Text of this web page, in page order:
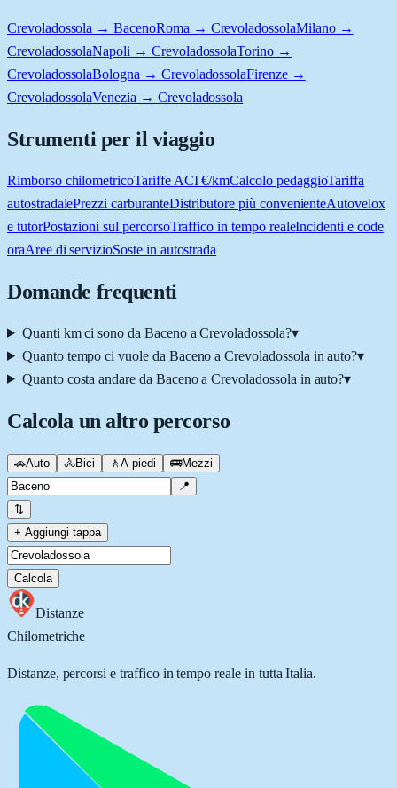
Crevoladossola → BacenoRoma → CrevoladossolaMilano →
CrevoladossolaNapoli → CrevoladossolaTorino →
CrevoladossolaBologna → CrevoladossolaFirenze →
CrevoladossolaVenezia → Crevoladossola
Strumenti per il viaggio
Rimborso chilometricoTariffe ACI €/kmCalcolo pedaggioTariffa
autostradalePrezzi carburanteDistributore più convenienteAutovelox
e tutorPostazioni sul percorsoTraffico in tempo realeIncidenti e code
oraAree di servizioSoste in autostrada
Domande frequenti
Quanti km ci sono da Baceno a Crevoladossola?▾
Quanto tempo ci vuole da Baceno a Crevoladossola in auto?▾
Quanto costa andare da Baceno a Crevoladossola in auto?▾
Calcola un altro percorso
🚗Auto 🚴Bici 🚶 A piedi 🚌Mezzi
📍
⇅
+ Aggiungi tappa
Calcola
Distanze
Chilometriche
Distanze, percorsi e traffico in tempo reale in tutta Italia.